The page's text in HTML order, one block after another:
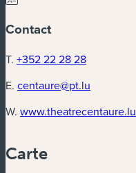
Contact
T. +352 22 28 28
E. centaure@pt.lu
W. www.theatrecentaure.lu
Carte